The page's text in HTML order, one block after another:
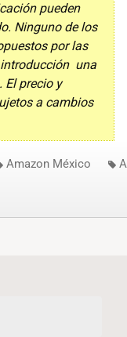
pueden
Ninguno de los
por las
una
El precio y
a cambios
Amazon México